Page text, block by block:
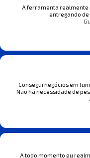
A ferramenta realmente
entregando
Consegui negócios em
Não há necessidade de
A todo momento eu